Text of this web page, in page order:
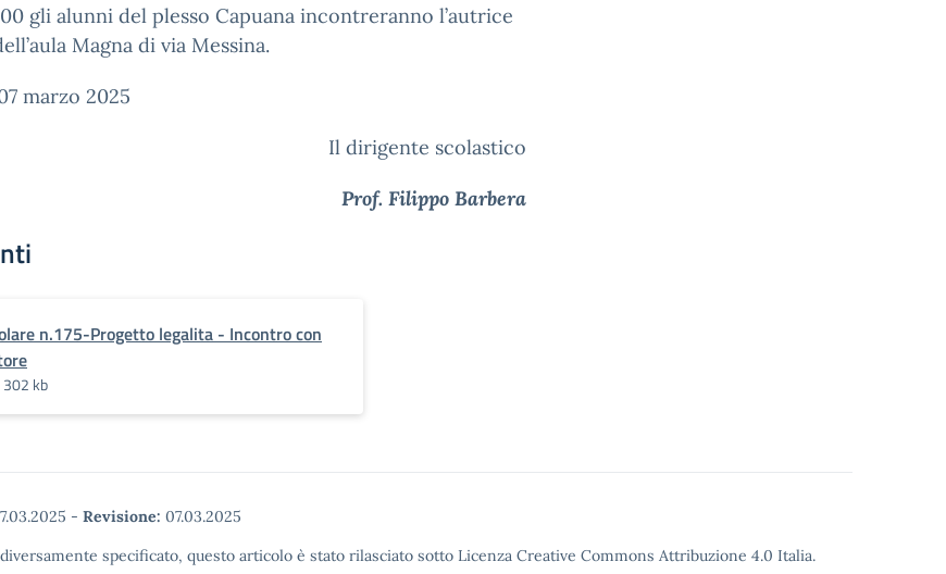
gli alunni del plesso Capuana incontreranno l’autrice
Magna di via Messina.
marzo 2025
Il dirigente scolastico
Prof. Filippo Barbera
n.175-Progetto legalita - Incontro con
kb
- Revisione: 07.03.2025
specificato, questo articolo è stato rilasciato sotto Licenza Creative Commons Attribuzione 4.0 Italia.